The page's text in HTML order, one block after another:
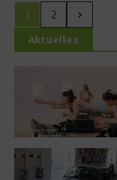
1 2
Aktuelles